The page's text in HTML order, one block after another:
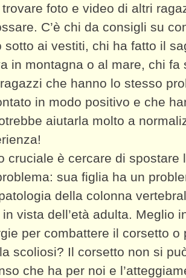
foto e video di altri
C’è chi da consigli su
sotto ai vestiti, chi ha fatto il
in montagna o al mare, chi fa
che hanno lo stesso
in modo positivo e che
aiutarla molto a
cruciale è cercare di spostare
sua figlia ha un
della colonna
vista dell’età adulta. Meglio
per combattere il corsetto o
scoliosi? Il corsetto non si
che ha per noi e